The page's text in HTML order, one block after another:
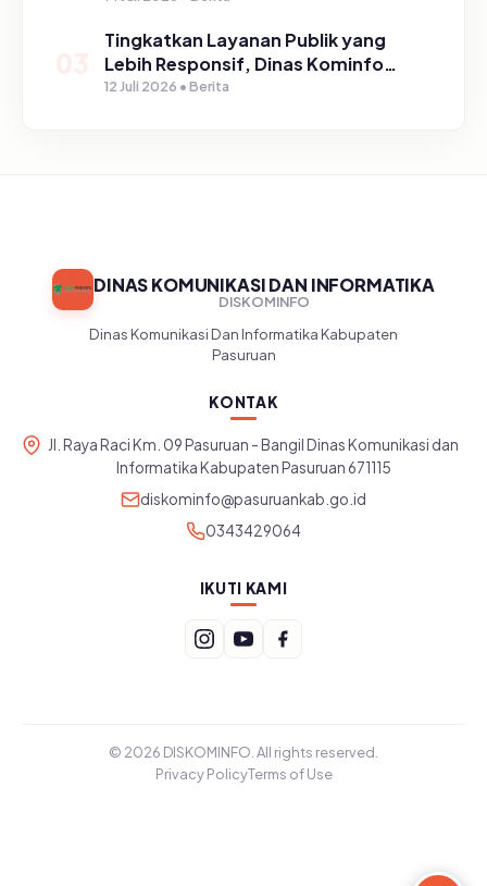
Tingkatkan Layanan Publik yang
Lebih Responsif, Dinas Kominfo
Gelar Sosialisasi SP4N Lapor di
12 Juli 2026 • Berita
DINAS KOMUNIKASI DAN INFORMATIKA
DISKOMINFO
Dinas Komunikasi Dan Informatika Kabupaten
Pasuruan
KONTAK
Jl. Raya Raci Km. 09 Pasuruan - Bangil Dinas Komunikasi dan
Informatika Kabupaten Pasuruan 671115
diskominfo@pasuruankab.go.id
0343429064
IKUTI KAMI
© 2026 DISKOMINFO. All rights reserved.
Privacy PolicyTerms of Use